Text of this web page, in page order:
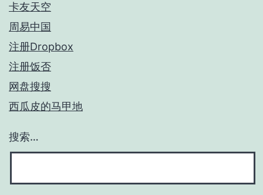
卡友天空
周易中国
注册Dropbox
注册饭否
网盘搜搜
西瓜皮的马甲地
搜索…